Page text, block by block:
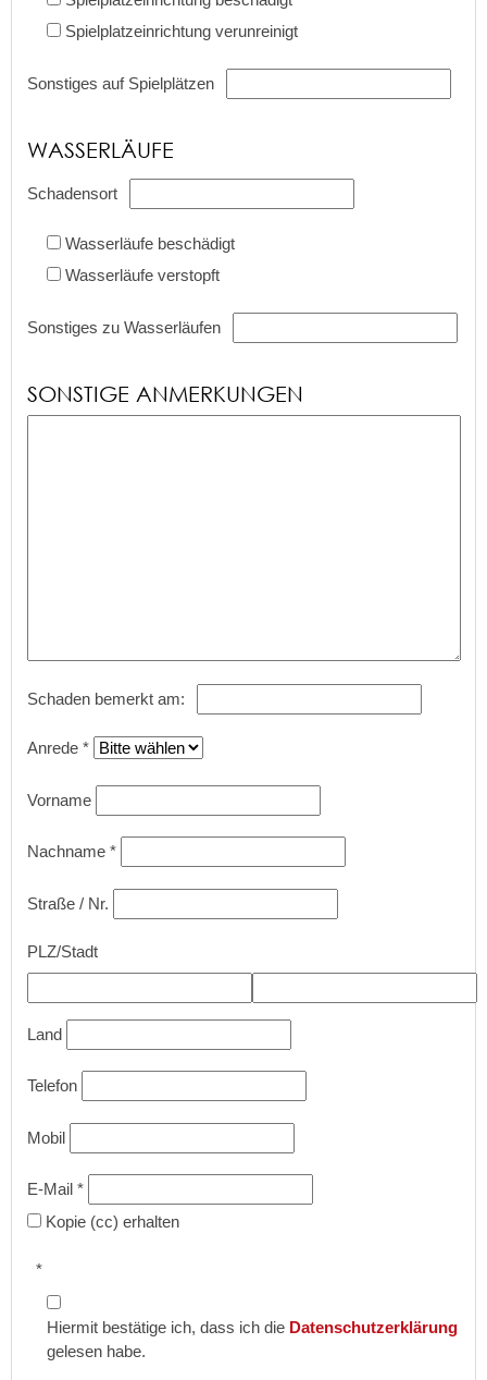
Spielplatzeinrichtung verunreinigt
Sonstiges auf Spielplätzen
WASSERLÄUFE
Schadensort
Wasserläufe beschädigt
Wasserläufe verstopft
Sonstiges zu Wasserläufen
SONSTIGE ANMERKUNGEN
Schaden bemerkt am:
Anrede *
Vorname
Nachname *
Straße / Nr.
PLZ/Stadt
Land
Telefon
Mobil
E-Mail *
Kopie (cc) erhalten
*
Hiermit bestätige ich, dass ich die Datenschutzerklärung
gelesen habe.